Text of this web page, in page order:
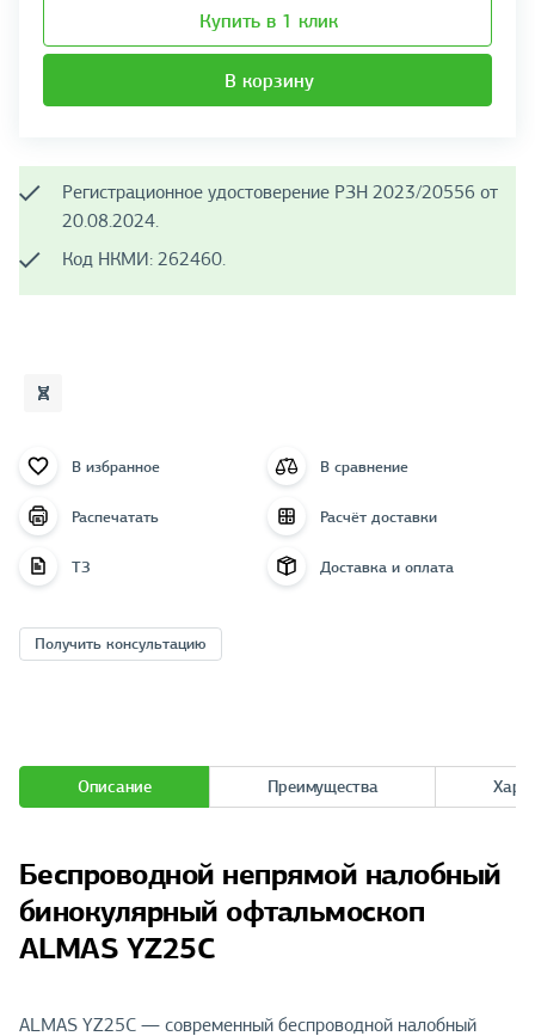
Купить в 1 клик
В корзину
Регистрационное удостоверение РЗН 2023/20556 от
20.08.2024.
Код НКМИ: 262460.
В избранное В сравнение
Распечатать Расчёт доставки
ТЗ Доставка и оплата
Получить консультацию
Описание Преимущества
Беспроводной непрямой налобный
бинокулярный офтальмоскоп
ALMAS YZ25C
ALMAS YZ25C — современный беспроводной налобный